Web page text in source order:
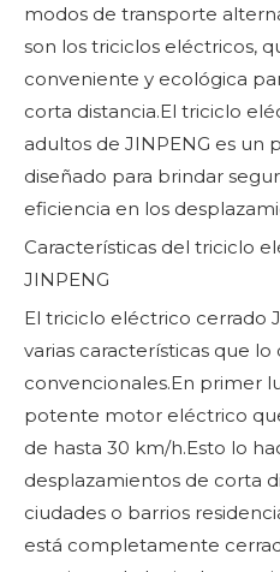
modos de transporte
son los triciclos eléctricos,
conveniente y ecológica
corta distancia.El triciclo
adultos de JINPENG es
diseñado para brindar
eficiencia en los
Características del triciclo
JINPENG
El triciclo eléctrico cerrado
varias características que
convencionales.En primer
potente motor eléctrico
de hasta 30 km/h.Esto lo
desplazamientos de corta
ciudades o barrios
está completamente